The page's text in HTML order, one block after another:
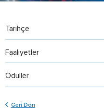
Tarihçe
Faaliyetler
Ödüller
Geri Dön